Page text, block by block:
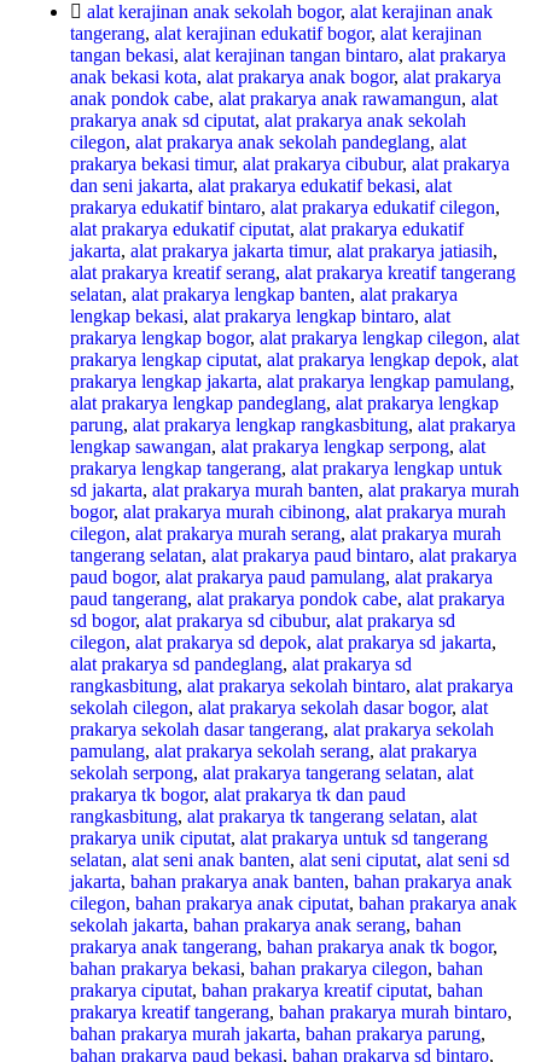
alat kerajinan anak sekolah bogor, alat kerajinan anak
tangerang, alat kerajinan edukatif bogor, alat kerajinan
tangan bekasi, alat kerajinan tangan bintaro, alat prakarya
anak bekasi kota, alat prakarya anak bogor, alat prakarya
anak pondok cabe, alat prakarya anak rawamangun, alat
prakarya anak sd ciputat, alat prakarya anak sekolah
cilegon, alat prakarya anak sekolah pandeglang, alat
prakarya bekasi timur, alat prakarya cibubur, alat prakarya
dan seni jakarta, alat prakarya edukatif bekasi, alat
prakarya edukatif bintaro, alat prakarya edukatif cilegon,
alat prakarya edukatif ciputat, alat prakarya edukatif
jakarta, alat prakarya jakarta timur, alat prakarya jatiasih,
alat prakarya kreatif serang, alat prakarya kreatif tangerang
selatan, alat prakarya lengkap banten, alat prakarya
lengkap bekasi, alat prakarya lengkap bintaro, alat
prakarya lengkap bogor, alat prakarya lengkap cilegon, alat
prakarya lengkap ciputat, alat prakarya lengkap depok, alat
prakarya lengkap jakarta, alat prakarya lengkap pamulang,
alat prakarya lengkap pandeglang, alat prakarya lengkap
parung, alat prakarya lengkap rangkasbitung, alat prakarya
lengkap sawangan, alat prakarya lengkap serpong, alat
prakarya lengkap tangerang, alat prakarya lengkap untuk
sd jakarta, alat prakarya murah banten, alat prakarya murah
bogor, alat prakarya murah cibinong, alat prakarya murah
cilegon, alat prakarya murah serang, alat prakarya murah
tangerang selatan, alat prakarya paud bintaro, alat prakarya
paud bogor, alat prakarya paud pamulang, alat prakarya
paud tangerang, alat prakarya pondok cabe, alat prakarya
sd bogor, alat prakarya sd cibubur, alat prakarya sd
cilegon, alat prakarya sd depok, alat prakarya sd jakarta,
alat prakarya sd pandeglang, alat prakarya sd
rangkasbitung, alat prakarya sekolah bintaro, alat prakarya
sekolah cilegon, alat prakarya sekolah dasar bogor, alat
prakarya sekolah dasar tangerang, alat prakarya sekolah
pamulang, alat prakarya sekolah serang, alat prakarya
sekolah serpong, alat prakarya tangerang selatan, alat
prakarya tk bogor, alat prakarya tk dan paud
rangkasbitung, alat prakarya tk tangerang selatan, alat
prakarya unik ciputat, alat prakarya untuk sd tangerang
selatan, alat seni anak banten, alat seni ciputat, alat seni sd
jakarta, bahan prakarya anak banten, bahan prakarya anak
cilegon, bahan prakarya anak ciputat, bahan prakarya anak
sekolah jakarta, bahan prakarya anak serang, bahan
prakarya anak tangerang, bahan prakarya anak tk bogor,
bahan prakarya bekasi, bahan prakarya cilegon, bahan
prakarya ciputat, bahan prakarya kreatif ciputat, bahan
prakarya kreatif tangerang, bahan prakarya murah bintaro,
bahan prakarya murah jakarta, bahan prakarya parung,
bahan prakarya paud bekasi, bahan prakarya sd bintaro,